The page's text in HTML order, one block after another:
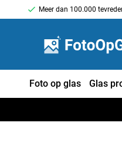
Meer dan 100.000
Foto op glas Glas